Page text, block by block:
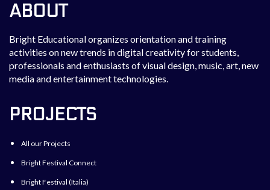
ABOUT
Bright Educational organizes orientation and training
activities on new trends in digital creativity for students,
professionals and enthusiasts of visual design, music, art, new
media and entertainment technologies.
PROJECTS
All our Projects
Bright Festival Connect
Bright Festival (Italia)